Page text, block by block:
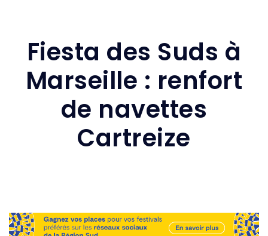
Fiesta des Suds à
Marseille : renfort
de navettes
Cartreize